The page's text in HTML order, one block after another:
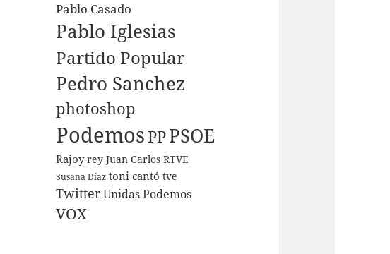
Pablo Casado
Pablo Iglesias
Partido Popular
Pedro Sanchez
photoshop
PodemosPPPSOE
Rajoy rey Juan Carlos RTVE
Susana Díaz toni cantó tve
TwitterUnidas Podemos
VOX